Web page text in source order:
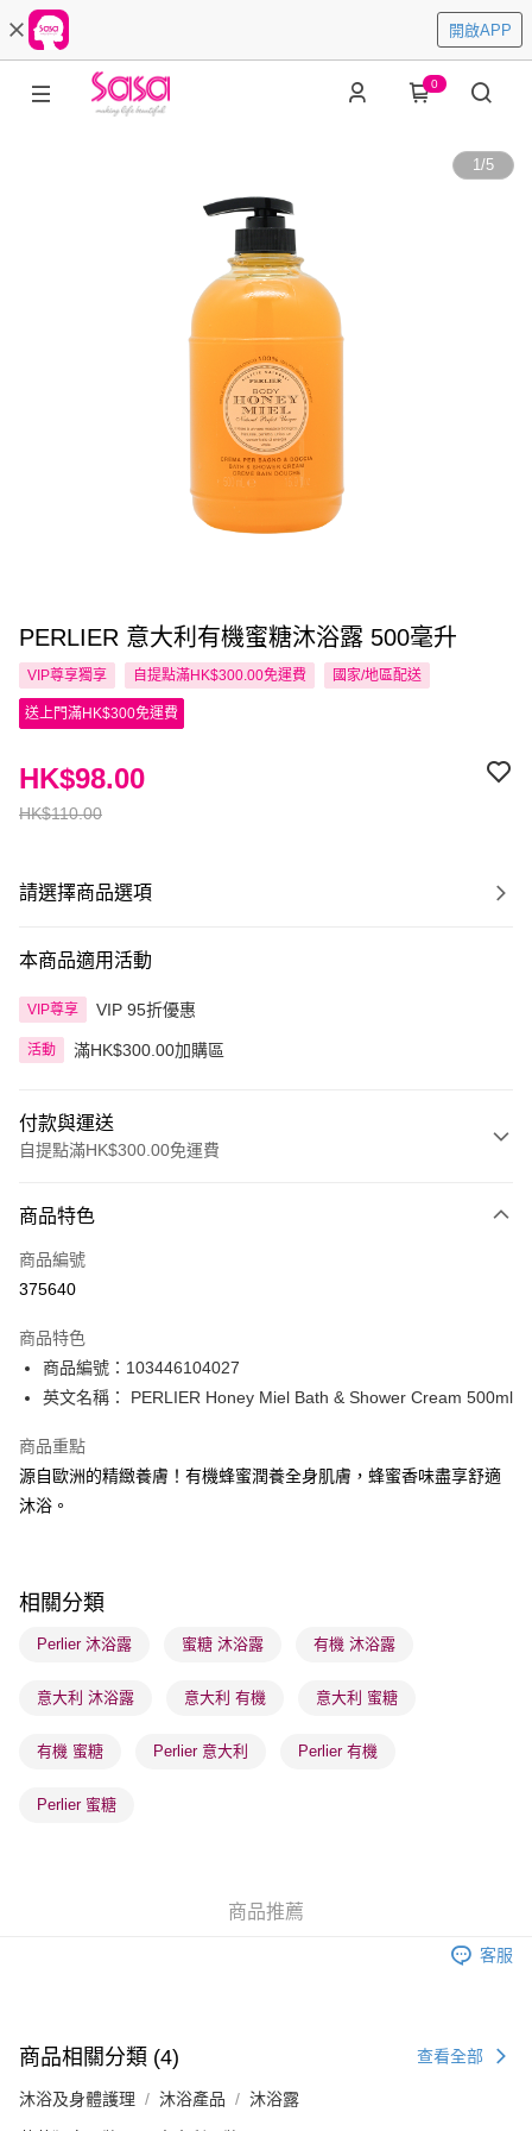
開啟APP
0
1/5
PERLIER 意大利有機蜜糖沐浴露 500毫升
VIP尊享獨享 自提點滿HK$300.00免運費 國家/地區配送
送上門滿HK$300免運費
HK$110.00
HK$98.00
請選擇商品選項
本商品適用活動
VIP尊享 VIP 95折優惠
活動 滿HK$300.00加購區
付款與運送
自提點滿HK$300.00免運費
信用卡
Apple Pay
PayMe
WeChat Pay
BoC Pay
送貨方式
每筆HK$65.00，滿HK$300.00或以上免運費
確認發貨後1-3 工作天送達，訂單將隨機分配至SF順豐速運或京東
每筆HK$65.00，滿HK$300.00或以上免運費
(香港門市) 只顯示可選門市。確認發貨後2-5個工作天到店，3天內
(澳門門市) 只顯示可選門市。確認發貨後2-5個工作天到店，3天內
商品特色
商品編號
375640
商品特色
商品編號：103446104027
英文名稱： PERLIER Honey Miel Bath & Shower Cream 500ml
商品重點
源自歐洲的精緻養膚！有機蜂蜜潤養全身肌膚，蜂蜜香味盡享舒適
沐浴。
相關分類
Perlier 沐浴露 蜜糖 沐浴露 有機 沐浴露
意大利 沐浴露 意大利 有機 意大利 蜜糖
有機 蜜糖 Perlier 意大利 Perlier 有機
Perlier 蜜糖
商品推薦
客服
商品相關分類 (4) 查看全部
沐浴及身體護理 沐浴產品 沐浴露